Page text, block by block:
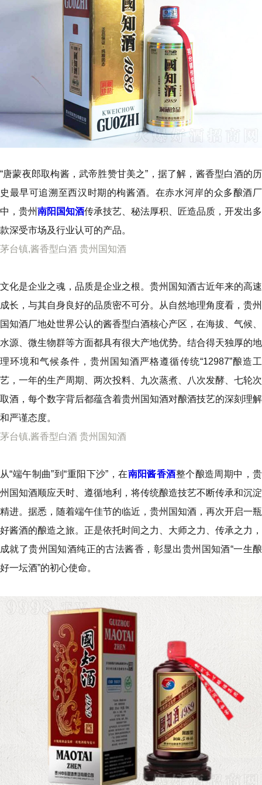
“唐蒙夜郎取枸酱，武帝胜赞甘美之”，据了解，酱香型白酒的历
史最早可追溯至西汉时期的枸酱酒。在赤水河岸的众多酿酒厂
中，贵州南阳国知酒传承技艺、秘法厚积、匠造品质，开发出多
款深受市场及行业认可的产品。
茅台镇,酱香型白酒 贵州国知酒
文化是企业之魂，品质是企业之根。贵州国知酒古近年来的高速
成长，与其自身良好的品质密不可分。从自然地理角度看，贵州
国知酒厂地处世界公认的酱香型白酒核心产区，在海拔、气候、
水源、微生物群等方面都具有很大产地优势。结合得天独厚的地
理环境和气候条件，贵州国知酒严格遵循传统“12987”酿造工
艺，一年的生产周期、两次投料、九次蒸煮、八次发酵、七轮次
取酒，每个数字背后都蕴含着贵州国知酒对酿酒技艺的深刻理解
和严谨态度。
茅台镇,酱香型白酒 贵州国知酒
从“端午制曲”到“重阳下沙”，在南阳酱香酒整个酿造周期中，贵
州国知酒顺应天时、遵循地利，将传统酿造技艺不断传承和沉淀
精进。据悉，随着端午佳节的临近，贵州国知酒，再次开启一瓶
好酱酒的酿造之旅。正是依托时间之力、大师之力、传承之力，
成就了贵州国知酒纯正的古法酱香，彰显出贵州国知酒“一生酿
好一坛酒”的初心使命。